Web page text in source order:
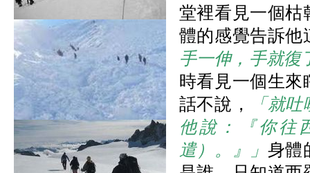
堂裡看見一個枯
體的感覺告訴他
手一伸，手就復
時看見一個生來
話不說，
「就
他說：『你往
遣）。』」 身體